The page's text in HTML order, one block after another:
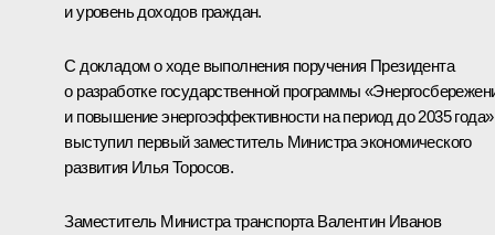
и уровень доходов граждан.
С докладом о ходе выполнения поручения Президента
о разработке государственной программы
и повышение энергоэффективности на период до 2035 года»
выступил первый заместитель Министра экономического
развития Илья Торосов.
Заместитель Министра транспорта Валентин Иванов